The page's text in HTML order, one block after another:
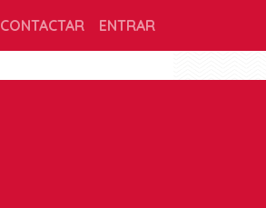
CONTACTAR ENTRAR